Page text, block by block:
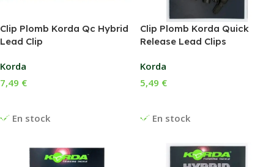
Clip Plomb Korda Qc Hybrid
Lead Clip
Korda
En stock
7,49 €
Clip Plomb Korda Quick
Release Lead Clips
Korda
En stock
5,49 €